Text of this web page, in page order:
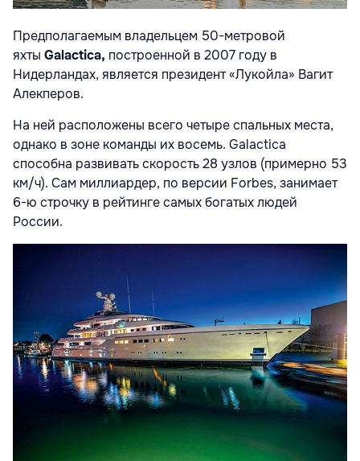
Предполагаемым владельцем 50-метровой
яхты Galactica, построенной в 2007 году в
Нидерландах, является президент «Лукойла» Вагит
Алекперов.
На ней расположены всего четыре спальных места,
однако в зоне команды их восемь. Galactica
способна развивать скорость 28 узлов (примерно 53
км/ч). Сам миллиардер, по версии Forbes, занимает
6-ю строчку в рейтинге самых богатых людей
России.